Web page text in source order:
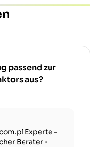
passend zur
aus?
Experte –
Berater •